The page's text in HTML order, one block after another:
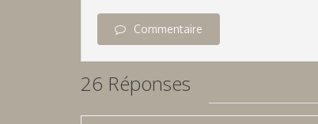
Commentaire
26 Réponses